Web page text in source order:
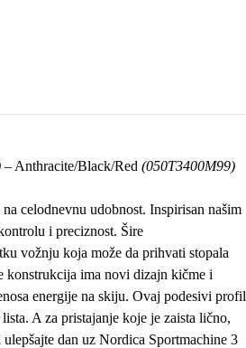
– Anthracite/Black/Red (050T3400M99)
na celodnevnu udobnost. Inspirisan našim
i preciznost. Šire
vožnju koja može da prihvati stopala
konstrukcija ima novi dizajn kičme i
energije na skiju. Ovaj podesivi profil
A za pristajanje koje je zaista lično,
dan uz Nordica Sportmachine 3